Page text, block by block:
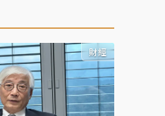
財經